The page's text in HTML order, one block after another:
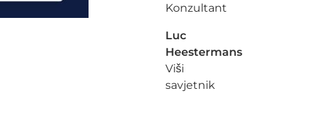
Konzultant
Luc
Heestermans
Viši
savjetnik